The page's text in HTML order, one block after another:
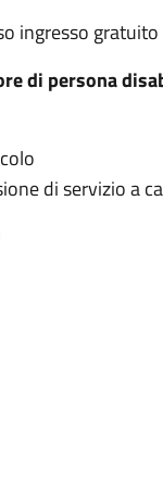
ingresso gratuito
di persona
di servizio a